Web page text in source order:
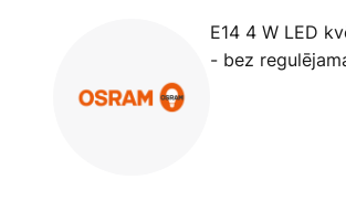
E14 4 W LED
- bez